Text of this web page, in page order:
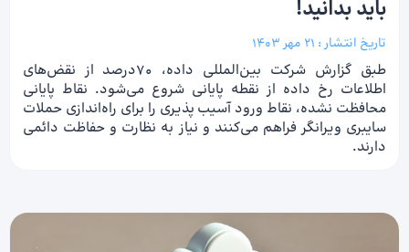
باید بدانید!
تاریخ انتشار : 21 مهر 1403
طبق گزارش شرکت بین‌المللی داده، 70درصد از نقض‌های
اطلاعات رخ داده از نقطه پایانی شروع می‌شود. نقاط پایانی
محافظت نشده، نقاط ورود آسیب پذیری را برای راه‌اندازی حملات
سایبری ویرانگر فراهم می‌کنند و نیاز به نظارت و حفاظت دائمی
دارند.